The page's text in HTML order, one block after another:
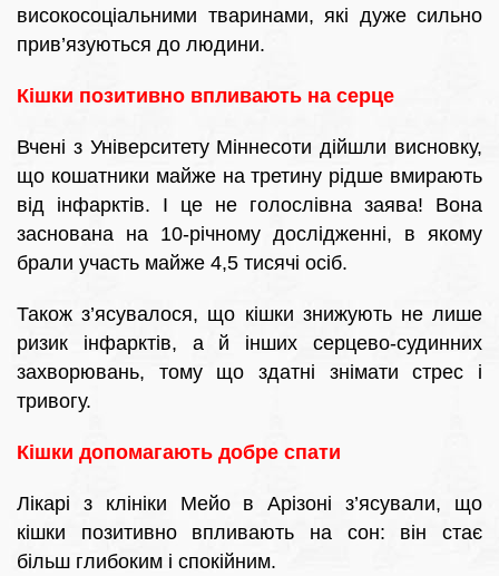
високосоціальними тваринами, які дуже сильно
прив’язуються до людини.
Кішки позитивно впливають на серце
Вчені з Університету Міннесоти дійшли висновку,
що кошатники майже на третину рідше вмирають
від інфарктів. І це не голослівна заява! Вона
заснована на 10-річному дослідженні, в якому
брали участь майже 4,5 тисячі осіб.
Також з’ясувалося, що кішки знижують не лише
ризик інфарктів, а й інших серцево-судинних
захворювань, тому що здатні знімати стрес і
тривогу.
Кішки допомагають добре спати
Лікарі з клініки Мейо в Арізоні з’ясували, що
кішки позитивно впливають на сон: він стає
більш глибоким і спокійним.